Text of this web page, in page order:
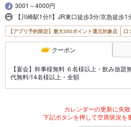
3001～4000円
【川崎駅1分!!】JR東口徒歩3分/京急徒歩1
【アプリ予約限定】最大350ポイント還元対象店 口
クーポン
【宴会】幹事様無料 ６名様以上・飲み放題
代無料/14名様以上・全額
カレンダーの更新に失敗
下記ボタンを押して空席状況を